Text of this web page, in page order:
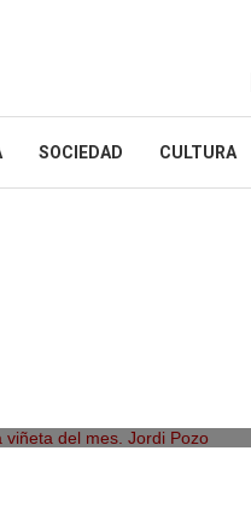
SOCIEDAD CULTURA